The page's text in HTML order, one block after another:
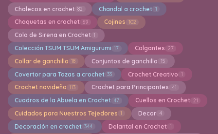
Chalecos en crochet 82 Chandal a crochet 1
Chaquetas en crochet 69 Cojines 102
Cola de Sirena en Crochet 1
Colección TSUM TSUM Amigurumi 17 Colgantes 27
Collar de ganchillo 18 Conjuntos de ganchillo 15
Covertor para Tazas a crochet 33 Crochet Creativo 1
Crochet navideño 113 Crochet para Principantes 41
Cuadros de la Abuela en Crochet 47 Cuellos en Crochet 21
Cuidados para Nuestros Tejedores 1 Decor 4
Decoración en crochet 344 Delantal en Crochet 1